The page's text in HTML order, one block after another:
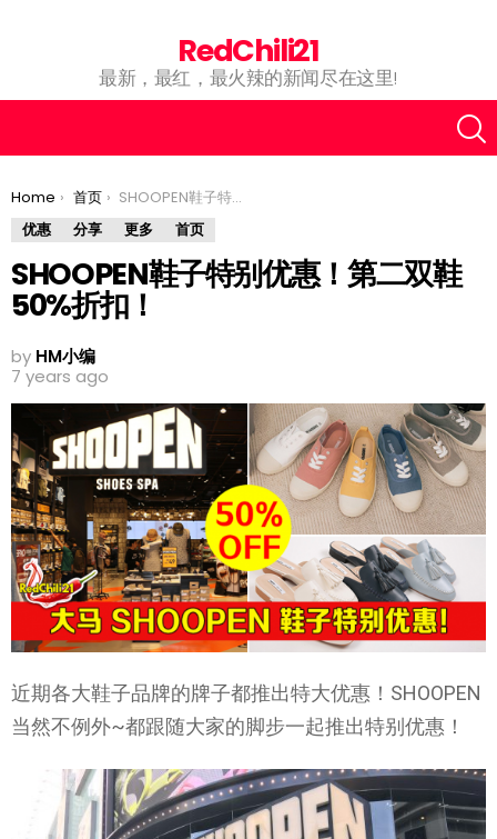
RedChili21
最新，最红，最火辣的新闻尽在这里!
You are here:
Home 首页
SHOOPEN鞋子特别优惠！第二双鞋50%折扣！
优惠
分享 更多 首页
SHOOPEN鞋子特别优惠！第二双鞋
50%折扣！
by HM小编
7 years ago
近期各大鞋子品牌的牌子都推出特大优惠！SHOOPEN
当然不例外~都跟随大家的脚步一起推出特别优惠！